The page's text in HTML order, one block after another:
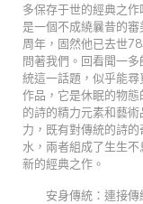
多保存于世的經典之
是一個不成繞曩昔的
周年，固然他已去世
問著我們。回看聞一
統這一話題，似乎能
作品，它是休眠的物
的詩的精力元素和藝
力，既有對傳統的詩
水，兩者組成了生生
新的經典之作。
安身傳統：連接